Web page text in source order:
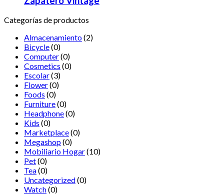
Categorías de productos
Almacenamiento(2)
Bicycle(0)
Computer(0)
Cosmetics (0)
Escolar(3)
Flower(0)
Foods (0)
Furniture(0)
Headphone(0)
Kids (0)
Marketplace(0)
Megashop(0)
Mobiliario Hogar(10)
Pet(0)
Tea(0)
Uncategorized(0)
Watch(0)